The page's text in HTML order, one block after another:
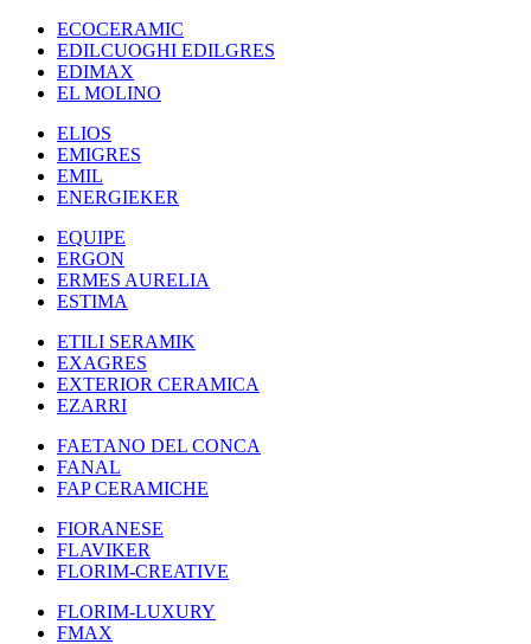
ECOCERAMIC
EDILCUOGHI EDILGRES
EDIMAX
EL MOLINO
ELIOS
EMIGRES
EMIL
ENERGIEKER
EQUIPE
ERGON
ERMES AURELIA
ESTIMA
ETILI SERAMIK
EXAGRES
EXTERIOR CERAMICA
EZARRI
FAETANO DEL CONCA
FANAL
FAP CERAMICHE
FIORANESE
FLAVIKER
FLORIM-CREATIVE
FLORIM-LUXURY
FMAX